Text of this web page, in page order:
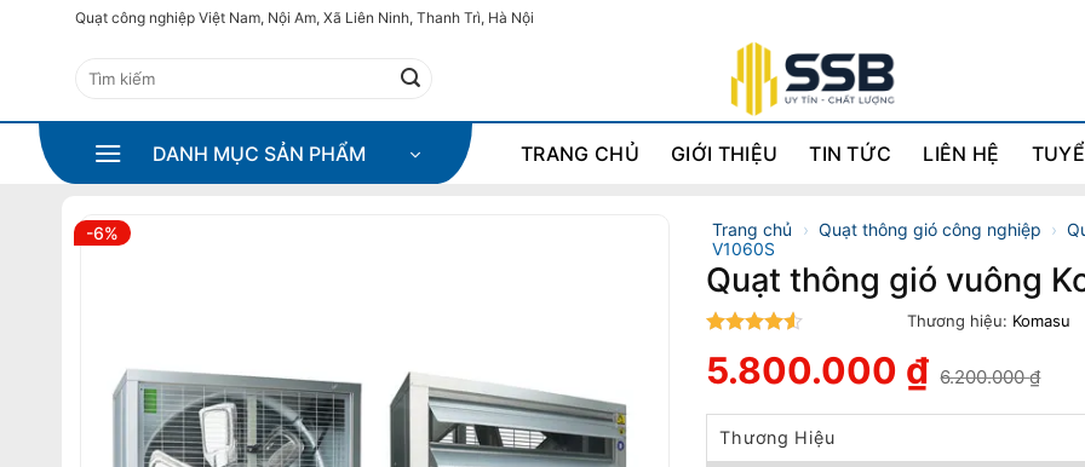
Quạt công nghiệp Việt Nam, Nội Am, Xã Liên Ninh, Thanh Trì, Hà Nội
Tìm
DANH MỤC SẢN PHẨM TRANG CHỦ GIỚI THIỆU TIN TỨC LIÊN HỆ
-6% Trang chủ › Quạt thông gió công nghiệp ›
V1060S
Quạt thông gió vuông
4.5
Thương hiệu: Komasu
6.200.000₫
gốc
là:
6.200.000 ₫.
5.800.000 ₫
hiện
tại
Thương Hiệu